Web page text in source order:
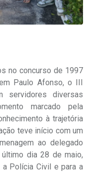
no concurso de 1997
Paulo Afonso, o III
servidores diversas
marcado pela
à trajetória
teve início com um
ao delegado
último dia 28 de maio,
Polícia Civil e para a